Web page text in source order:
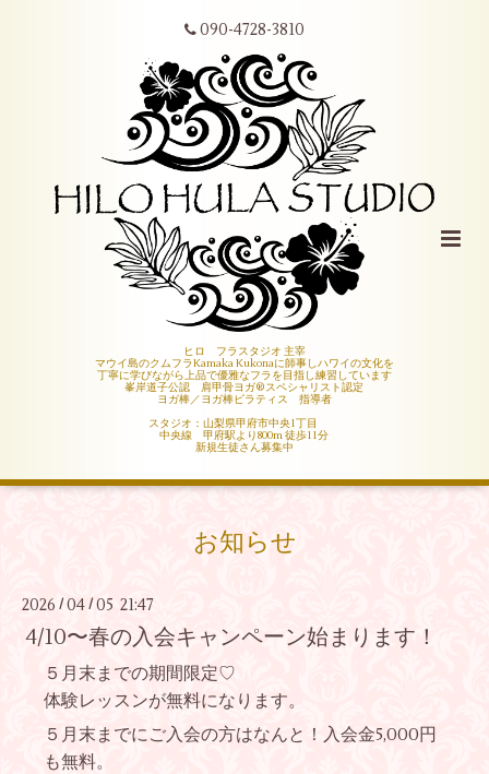
090-4728-3810
ヒロ フラスタジオ 主宰
マウイ島のクムフラKamaka Kukonaに師事しハワイの文化を
丁寧に学びながら上品で優雅なフラを目指し練習しています
峯岸道子公認 肩甲骨ヨガ®︎スペシャリスト認定
ヨガ棒／ヨガ棒ピラティス 指導者
スタジオ：山梨県甲府市中央1丁目
中央線 甲府駅より800m 徒歩11分
新規生徒さん募集中
お知らせ
2026 /04 /05 21:47
4/10〜春の入会キャンペーン始まります！
５月末までの期間限定♡
体験レッスンが無料になります。
５月末までにご入会の方はなんと！入会金5,000円
も無料。